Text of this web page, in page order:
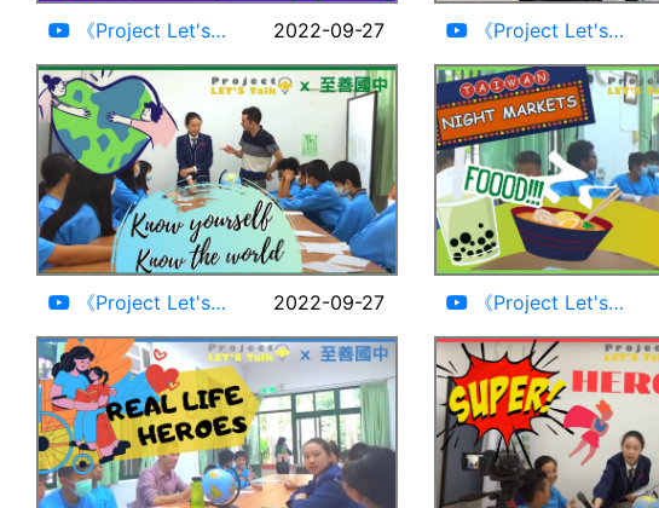
《Project Let's
Talk》Goals ft.至善國中
#Goals
#EnglishSpeaking
2022-09-27
《Project Let's
Talk》Introduction
《Project Let's
Talk》Know Yourself,
Know the World ft.至善
國中 #EnglishSpeaking
2022-09-27
《Project Let's
Talk》Night Markets ft.
至善國中 #nightmarket
#EnglishSpeaking